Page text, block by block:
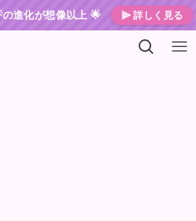
進化が想像以上 🌟 ⫸ 詳しく見る